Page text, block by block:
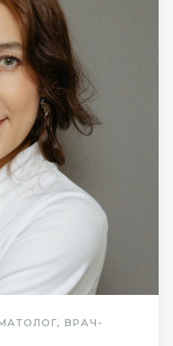
ВРАЧ-